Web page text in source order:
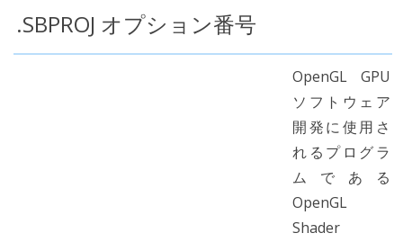
.SBPROJ オプション番号
OpenGL GPU
ソフトウェア
開発に使用さ
れるプログラ
ムである
OpenGL
Shader